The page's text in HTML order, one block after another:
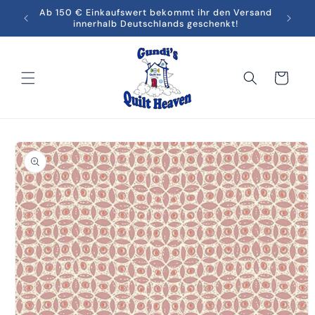
zumAb 150 € Einkaufswert bekommt ihr den Versand
innerhalb Deutschlands geschenkt!
Warenkorb